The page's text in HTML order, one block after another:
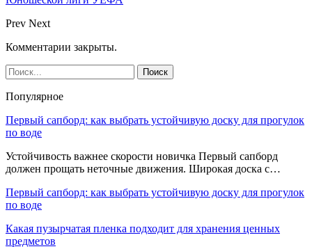
Prev Next
Комментарии закрыты.
Популярное
Первый сапборд: как выбрать устойчивую доску для прогулок
по воде
Устойчивость важнее скорости новичка Первый сапборд
должен прощать неточные движения. Широкая доска с…
Первый сапборд: как выбрать устойчивую доску для прогулок
по воде
Какая пузырчатая пленка подходит для хранения ценных
предметов